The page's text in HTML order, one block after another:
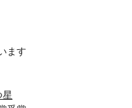
ます
星